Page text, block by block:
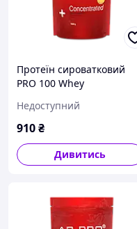
Протеїн сироватковий
PRO 100 Whey
гНедоступний
910₴
Дивитись